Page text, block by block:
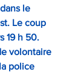
le
Le coup
19 h 50.
volontaire
police